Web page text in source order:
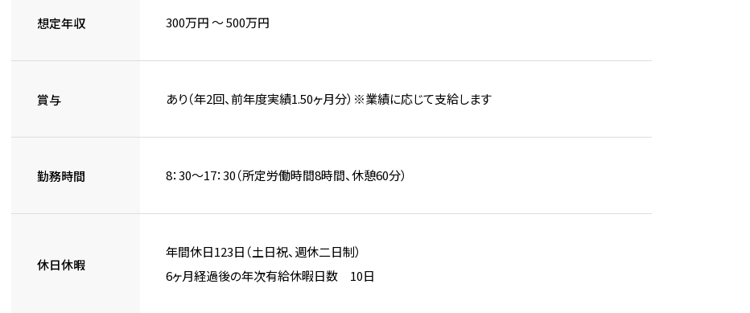
想定年収 300万円 〜 500万円
賞与 あり（年2回、前年度実績1.50ヶ月分）※業績に応じて支給します
勤務時間 8：30～17：30（所定労働時間8時間、休憩60分）
休日休暇
年間休日123日（土日祝、週休二日制）
6ヶ月経過後の年次有給休暇日数 10日